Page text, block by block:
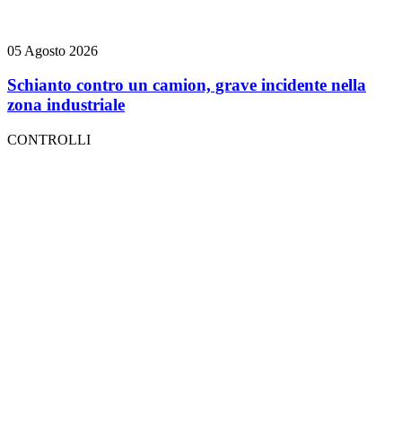
05 Agosto 2026
Schianto contro un camion, grave incidente nella
zona industriale
CONTROLLI